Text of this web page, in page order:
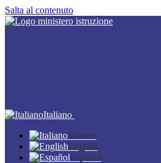
Salta al contenuto
Italiano
Italiano
English
Español